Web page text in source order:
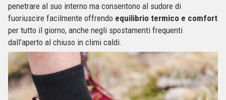
penetrare al suo interno ma consentono al sudore di
fuoriuscire facilmente offrendo equilibrio termico e comfort
per tutto il giorno, anche negli spostamenti frequenti
dall’aperto al chiuso in climi caldi.